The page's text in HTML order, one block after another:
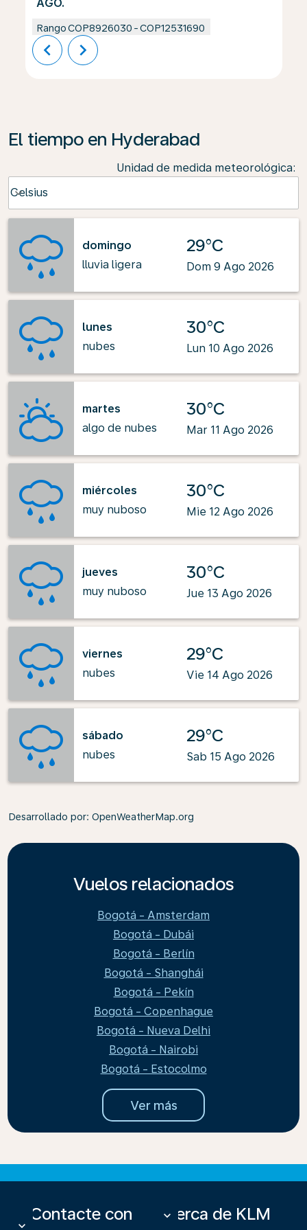
AGO.
RangoCOP8926030 -COP12531690
chevron_left chevron_right
El tiempo en Hyderabad
Unidad de medida meteorológica:
Celsius
keyboard_arrow_down
domingo
lluvia ligera
29°C
Dom 9 Ago 2026
lunes
nubes
30°C
Lun 10 Ago 2026
martes
algo de nubes
30°C
Mar 11 Ago 2026
miércoles
muy nuboso
30°C
Mie 12 Ago 2026
jueves
muy nuboso
30°C
Jue 13 Ago 2026
viernes
nubes
29°C
Vie 14 Ago 2026
sábado
nubes
29°C
Sab 15 Ago 2026
Desarrollado por: OpenWeatherMap.org
Vuelos relacionados
Bogotá - Amsterdam
Bogotá - Dubái
Bogotá - Berlín
Bogotá - Shanghái
Bogotá - Pekín
Bogotá - Copenhague
Bogotá - Nueva Delhi
Bogotá - Nairobi
Bogotá - Estocolmo
Ver más
Contacte con
keyboard_arrow_down
Acerca de KLM
keyboard_arrow_down